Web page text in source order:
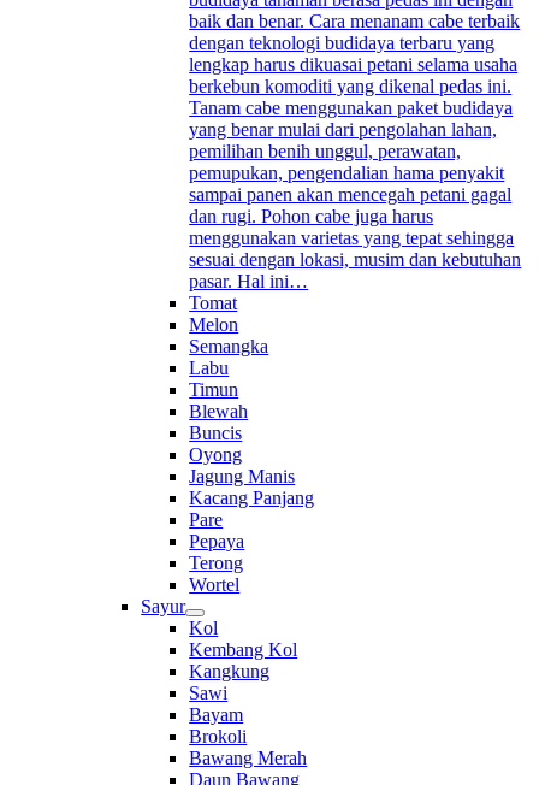
baik dan benar. Cara menanam cabe terbaik
dengan teknologi budidaya terbaru yang
lengkap harus dikuasai petani selama usaha
berkebun komoditi yang dikenal pedas ini.
Tanam cabe menggunakan paket budidaya
yang benar mulai dari pengolahan lahan,
pemilihan benih unggul, perawatan,
pemupukan, pengendalian hama penyakit
sampai panen akan mencegah petani gagal
dan rugi. Pohon cabe juga harus
menggunakan varietas yang tepat sehingga
sesuai dengan lokasi, musim dan kebutuhan
pasar. Hal ini…
Tomat
Melon
Semangka
Labu
Timun
Blewah
Buncis
Oyong
Jagung Manis
Kacang Panjang
Pare
Pepaya
Terong
Wortel
Sayur
Kol
Kembang Kol
Kangkung
Sawi
Bayam
Brokoli
Bawang Merah
Daun Bawang